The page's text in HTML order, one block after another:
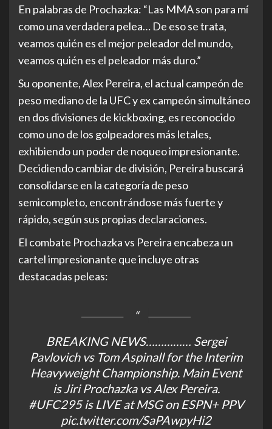
En palabras de Prochazka: “Las MMA son para mí
como una verdadera pelea… De eso se trata,
veamos quién es el mejor peleador del mundo,
veamos quién es el peleador más duro.”
Su oponente, Alex Pereira, el actual campeón de
peso mediano de la UFC y ex campeón simultáneo
en dos divisiones de kickboxing, es reconocido
como uno de los golpeadores más letales,
exhibiendo un poder de noqueo impresionante.
Decidiendo cambiar de división, Pereira buscará
consolidarse en la categoría de peso
semicompleto, encontrándose más fuerte y
rápido, según sus propias declaraciones.
El combate Prochazka vs Pereira encabeza un
cartel impresionante que incluye otras
destacadas peleas:
BREAKING NEWS…………… Sergei
Pavlovich vs Tom Aspinall for the Interim
Heavyweight Championship. Main Event
is Jiri Prochazka vs Alex Pereira.
#UFC295is LIVE at MSG on ESPN+ PPV
pic.twitter.com/SaPAwpyHi2